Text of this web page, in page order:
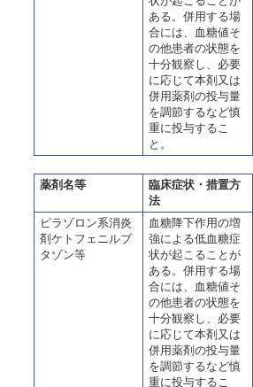
ある。併用する場
合には、血糖値そ
の他患者の状態を
十分観察し、必要
に応じて本剤又は
併用薬剤の投与量
を調節するなど慎
重に投与するこ
と。
薬剤名等
臨床症状・措置方
法
ピラゾロン系消炎
剤ケトフェニルブ
タゾン等
血糖降下作用の増
強による低血糖症
状が起こることが
ある。併用する場
合には、血糖値そ
の他患者の状態を
十分観察し、必要
に応じて本剤又は
併用薬剤の投与量
を調節するなど慎
重に投与するこ